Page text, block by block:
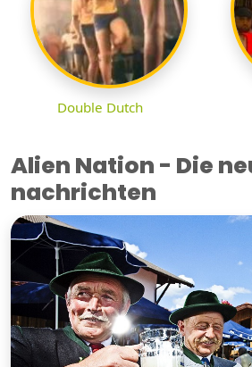
Double Dutch
Alien Nation - Die
nachrichten